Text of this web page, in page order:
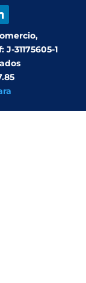
31175605-1